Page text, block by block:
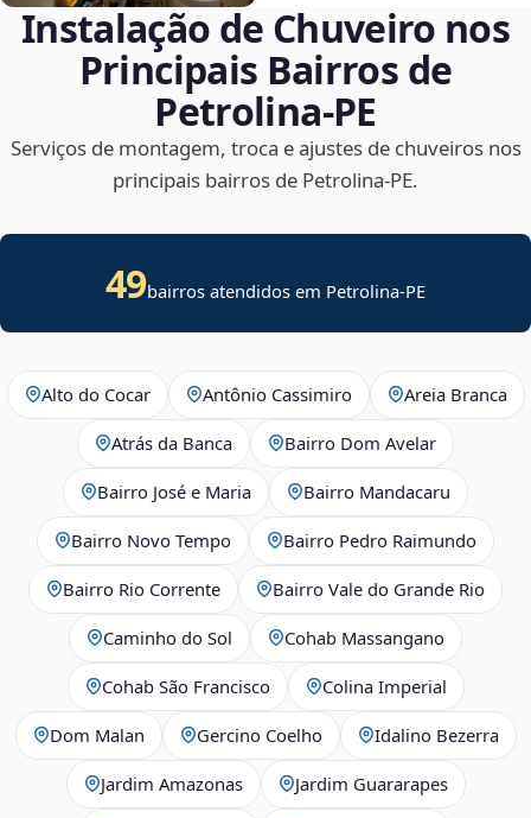
Instalação de Chuveiro nos
Principais Bairros de
Petrolina‑PE
Serviços de montagem, troca e ajustes de chuveiros nos
principais bairros de Petrolina‑PE.
49bairros atendidos em Petrolina-PE
Alto do Cocar Antônio Cassimiro Areia Branca
Atrás da Banca Bairro Dom Avelar
Bairro José e Maria Bairro Mandacaru
Bairro Novo Tempo Bairro Pedro Raimundo
Bairro Rio Corrente Bairro Vale do Grande Rio
Caminho do Sol Cohab Massangano
Cohab São Francisco Colina Imperial
Dom Malan Gercino Coelho Idalino Bezerra
Jardim Amazonas Jardim Guararapes